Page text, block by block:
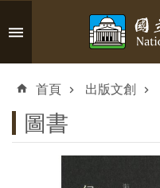
跳到主要內容區塊
搜
首頁 出版文創
圖書